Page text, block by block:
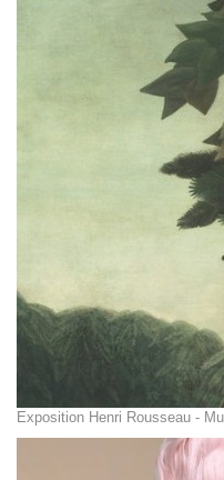
Exposition Henri Rousseau -